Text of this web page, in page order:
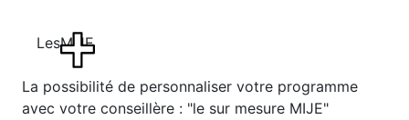
LesMIJE
La possibilité de personnaliser votre programme
avec votre conseillère : "le sur mesure MIJE"